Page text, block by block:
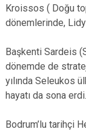
Kroissos ( Doğu
dönemlerinde,
Başkenti Sardeis
dönemde de
yılında Seleukos
hayatı da sona erdi.
Bodrum’lu tarihçi